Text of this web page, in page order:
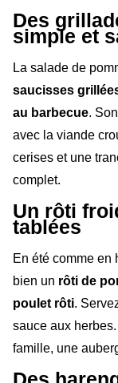
Des
simple et
La salade de
saucisses
au barbecue.
avec la viande
cerises et une
complet.
Un rôti
tablées
En été comme en
bien un rôti de
poulet rôti.
sauce aux
famille, une